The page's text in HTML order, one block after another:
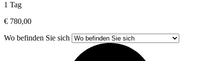
1 Tag
€ 780,00
Wo befinden Sie sich